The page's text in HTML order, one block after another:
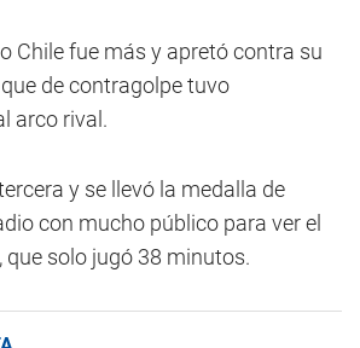
Chile fue más y apretó contra su
de contragolpe tuvo
arco rival.
y se llevó la medalla de
con mucho público para ver el
que solo jugó 38 minutos.